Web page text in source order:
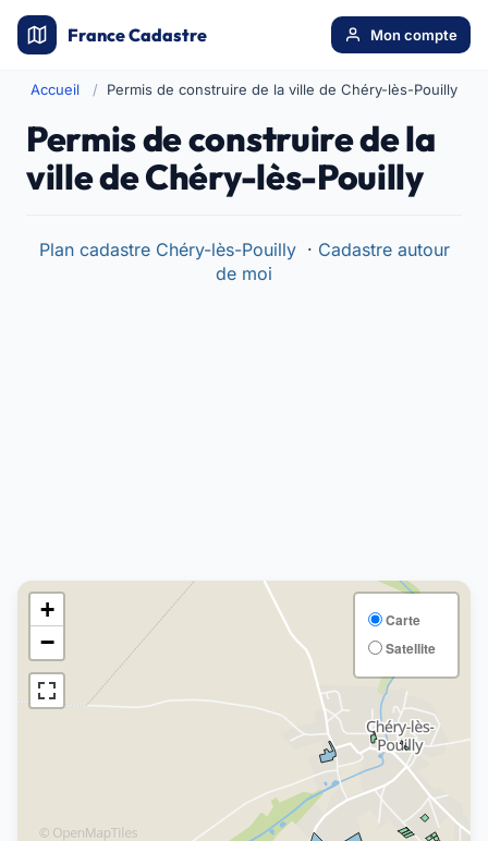
France Cadastre Mon compte
Accueil Permis de construire de la ville de Chéry-lès-Pouilly
Permis de construire de la
ville de Chéry-lès-Pouilly
Plan cadastre Chéry-lès-Pouilly· Cadastre autour
de moi
+
−
Carte
Satellite